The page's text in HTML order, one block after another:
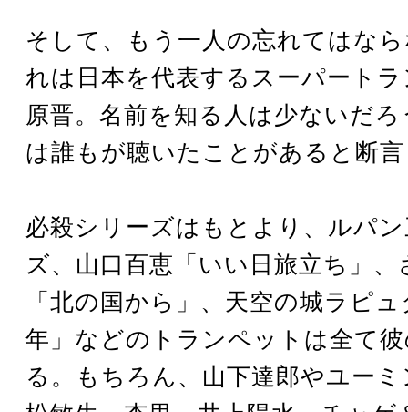
そして、もう一人の忘れてはな
れは日本を代表するスーパート
原晋。名前を知る人は少ないだ
は誰もが聴いたことがあると断
必殺シリーズはもとより、ルパ
ズ、山口百恵「いい日旅立ち」
「北の国から」、天空の城ラピ
年」などのトランペットは全て
る。もちろん、山下達郎やユー